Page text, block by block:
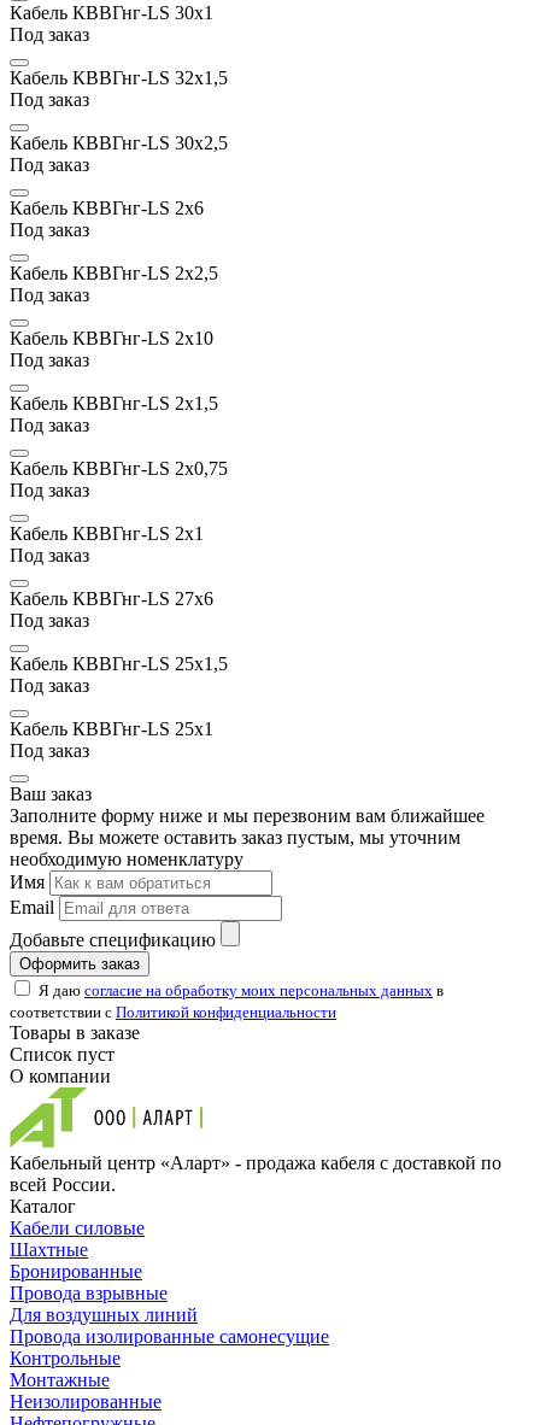
Кабель КВВГнг-LS 30х1
Под заказ
Кабель КВВГнг-LS 32х1,5
Под заказ
Кабель КВВГнг-LS 30х2,5
Под заказ
Кабель КВВГнг-LS 2х6
Под заказ
Кабель КВВГнг-LS 2х2,5
Под заказ
Кабель КВВГнг-LS 2х10
Под заказ
Кабель КВВГнг-LS 2х1,5
Под заказ
Кабель КВВГнг-LS 2x0,75
Под заказ
Кабель КВВГнг-LS 2х1
Под заказ
Кабель КВВГнг-LS 27х6
Под заказ
Кабель КВВГнг-LS 25х1,5
Под заказ
Кабель КВВГнг-LS 25х1
Под заказ
Ваш заказ
Заполните форму ниже и мы перезвоним вам ближайшее
время. Вы можете оставить заказ пустым, мы уточним
необходимую номенклатуру
Имя
Email
Добавьте спецификацию
Оформить заказ
Я даю согласие на обработку моих персональных данных в
соответствии с Политикой конфиденциальности
Товары в заказе
Список пуст
О компании
Кабельный центр «Аларт» - продажа кабеля с доставкой по
всей России.
Каталог
Кабели силовые
Шахтные
Бронированные
Провода взрывные
Для воздушных линий
Провода изолированные самонесущие
Контрольные
Монтажные
Неизолированные